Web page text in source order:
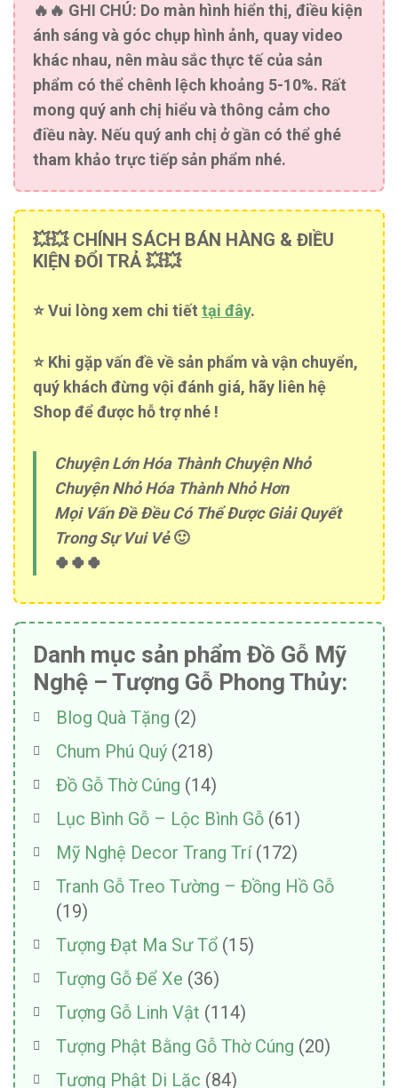
🔥🔥 GHI CHÚ: Do màn hình hiển thị, điều kiện
ánh sáng và góc chụp hình ảnh, quay video
khác nhau, nên màu sắc thực tế của sản
phẩm có thể chênh lệch khoảng 5-10%. Rất
mong quý anh chị hiểu và thông cảm cho
điều này. Nếu quý anh chị ở gần có thể ghé
tham khảo trực tiếp sản phẩm nhé.
💥💥 CHÍNH SÁCH BÁN HÀNG & ĐIỀU
KIỆN ĐỔI TRẢ 💥💥
⭐️ Vui lòng xem chi tiết tại đây.
⭐️ Khi gặp vấn đề về sản phẩm và vận chuyển,
quý khách đừng vội đánh giá, hãy liên hệ
Shop để được hỗ trợ nhé !
Chuyện Lớn Hóa Thành Chuyện Nhỏ
Chuyện Nhỏ Hóa Thành Nhỏ Hơn
Mọi Vấn Đề Đều Có Thể Được Giải Quyết
Trong Sự Vui Vẻ🙂
🍀🍀🍀
Danh mục sản phẩm Đồ Gỗ Mỹ
Nghệ – Tượng Gỗ Phong Thủy:
Blog Quà Tặng (2)
Chum Phú Quý(218)
Đồ Gỗ Thờ Cúng (14)
Lục Bình Gỗ – Lộc Bình Gỗ(61)
Mỹ Nghệ Decor Trang Trí(172)
Tranh Gỗ Treo Tường – Đồng Hồ Gỗ
(19)
Tượng Đạt Ma Sư Tổ(15)
Tượng Gỗ Để Xe (36)
Tượng Gỗ Linh Vật (114)
Tượng Phật Bằng Gỗ Thờ Cúng (20)
Tượng Phật Di Lặc (84)